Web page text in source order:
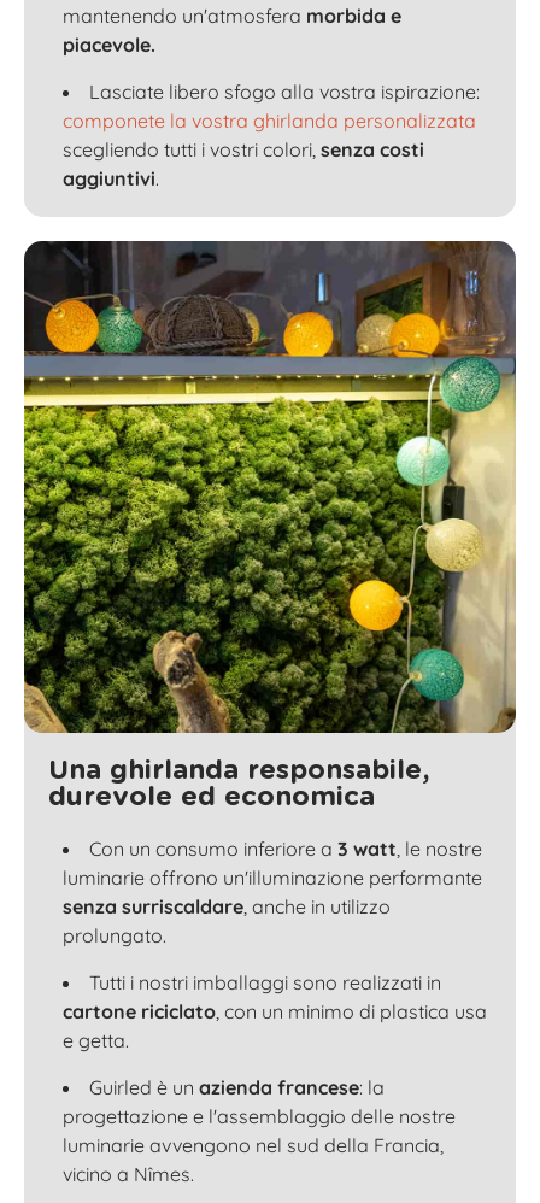
mantenendo un'atmosfera morbida e
piacevole.
Lasciate libero sfogo alla vostra ispirazione:
componete la vostra ghirlanda personalizzata
scegliendo tutti i vostri colori, senza costi
aggiuntivi.
Una ghirlanda responsabile,
durevole ed economica
Con un consumo inferiore a 3 watt, le nostre
luminarie offrono un'illuminazione performante
senza surriscaldare, anche in utilizzo
prolungato.
Tutti i nostri imballaggi sono realizzati in
cartone riciclato, con un minimo di plastica usa
e getta.
Guirled è un azienda francese: la
progettazione e l'assemblaggio delle nostre
luminarie avvengono nel sud della Francia,
vicino a Nîmes.